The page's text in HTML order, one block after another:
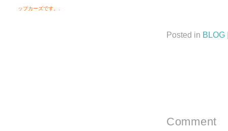
ップカーズです。.
Posted in BLOG
Comment